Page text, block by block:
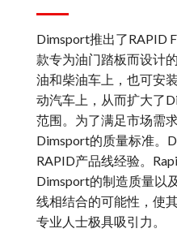
Dimsport推出了RAPID
款专为油门踏板而设计
油和柴油车上，也可安
动汽车上，从而扩大了
范围。为了满足市场需
Dimsport的质量标准。
RAPID产品线经验。
Dimsport的制造质量以
线相结合的可能性，使
专业人士极具吸引力。